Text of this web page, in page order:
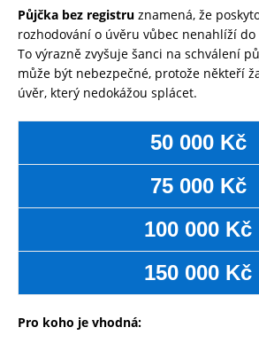
Půjčka bez registru znamená, že
rozhodování o úvěru vůbec nenahlíží
To výrazně zvyšuje šanci na schválení
může být nebezpečné, protože někteří
úvěr, který nedokážou splácet.
50 000 Kč
75 000 Kč
100 000 Kč
150 000 Kč
Pro koho je vhodná: